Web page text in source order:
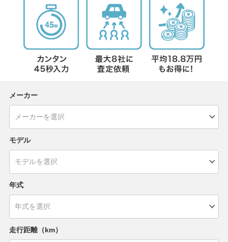
メーカー
モデル
年式
走行距離（km）